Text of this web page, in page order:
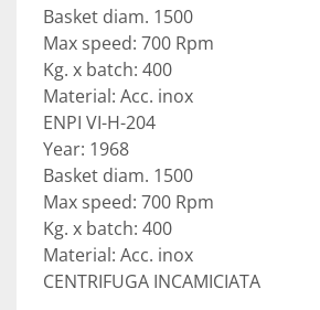
Basket diam. 1500
Max speed: 700 Rpm
Kg. x batch: 400
Material: Acc. inox
ENPI VI-H-204
Year: 1968
Basket diam. 1500
Max speed: 700 Rpm
Kg. x batch: 400
Material: Acc. inox
CENTRIFUGA INCAMICIATA